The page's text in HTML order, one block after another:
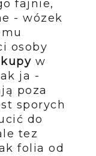
fajnie,
- wózek
osoby
w
ja -
poza
sporych
do
tez
folia od